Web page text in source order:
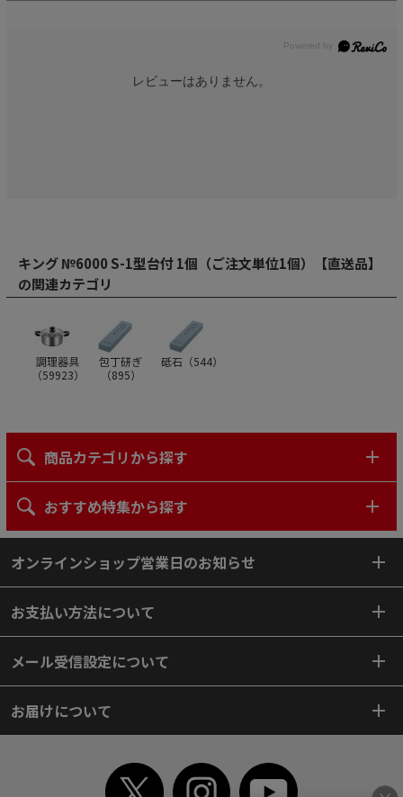
レビューはありません。
キング №6000 S-1型台付 1個（ご注文単位1個）【直送品】
の関連カテゴリ
調理器具
（59923）
包丁研ぎ
（895）
砥石（544）
商品カテゴリから探す
おすすめ特集から探す
オンラインショップ営業日のお知らせ
お支払い方法について
メール受信設定について
お届けについて